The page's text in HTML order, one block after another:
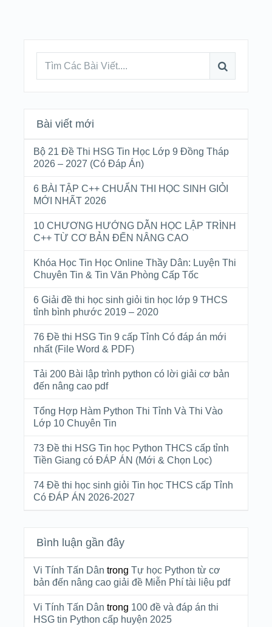
Bài viết mới
Bộ 21 Đề Thi HSG Tin Học Lớp 9 Đồng Tháp
2026 – 2027 (Có Đáp Án)
6 BÀI TẬP C++ CHUẨN THI HỌC SINH GIỎI
MỚI NHẤT 2026
10 CHƯƠNG HƯỚNG DẪN HỌC LẬP TRÌNH
C++ TỪ CƠ BẢN ĐẾN NÂNG CAO
Khóa Học Tin Học Online Thầy Dân: Luyện Thi
Chuyên Tin & Tin Văn Phòng Cấp Tốc
6 Giải đề thi học sinh giỏi tin học lớp 9 THCS
tỉnh bình phước 2019 – 2020
76 Đề thi HSG Tin 9 cấp Tỉnh Có đáp án mới
nhất (File Word & PDF)
Tải 200 Bài lập trình python có lời giải cơ bản
đến nâng cao pdf
Tổng Hợp Hàm Python Thi Tỉnh Và Thi Vào
Lớp 10 Chuyên Tin
73 Đề thi HSG Tin học Python THCS cấp tỉnh
Tiền Giang có ĐÁP ÁN (Mới & Chọn Lọc)
74 Đề thi học sinh giỏi Tin học THCS cấp Tỉnh
Có ĐÁP ÁN 2026-2027
Bình luận gần đây
Vi Tính Tấn Dân trong Tự học Python từ cơ
bản đến nâng cao giải đề Miễn Phí tài liệu pdf
Vi Tính Tấn Dân trong 100 đề và đáp án thi
HSG tin Python cấp huyện 2025